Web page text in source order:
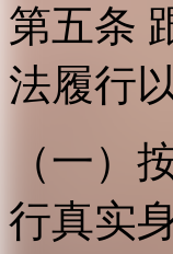
第五条
法履行
（一）
行真实